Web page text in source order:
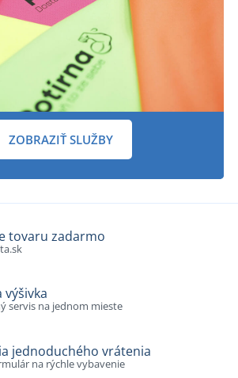
ZOBRAZIŤ SLUŽBY
tovaru zadarmo
výšivka
servis na jednom mieste
jednoduchého vrátenia
na rýchle vybavenie